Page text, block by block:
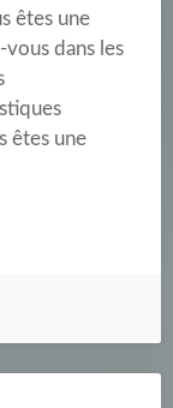
êtes une
dans les
êtes une